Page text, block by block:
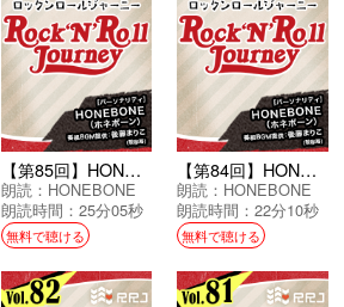
【第85回】HONEBONEのRock’N’Roll Journey
朗読： HONEBONE
朗読時間：25分05秒
無料で聴ける
【第84回】HONEBONEのRock’N’Roll Journey
朗読： HONEBONE
朗読時間：22分10秒
無料で聴ける